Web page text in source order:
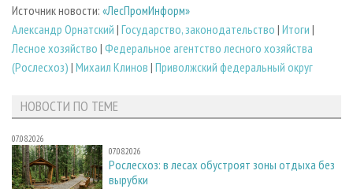
Источник новости: «ЛесПромИнформ»
Александр Орнатский | Государство, законодательство | Итоги |
Лесное хозяйство | Федеральное агентство лесного хозяйства
(Рослесхоз) | Михаил Клинов | Приволжский федеральный округ
НОВОСТИ ПО ТЕМЕ
07.08.2026
07.08.2026
Рослесхоз: в лесах обустроят зоны отдыха без
вырубки